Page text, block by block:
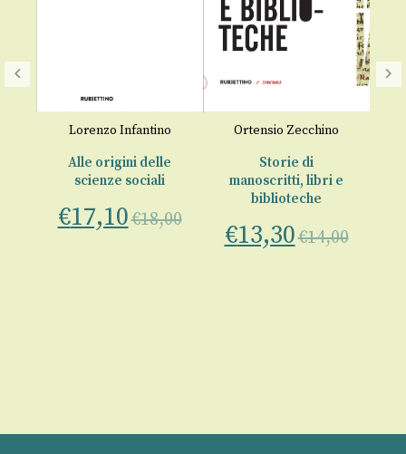
Lorenzo Infantino
Alle origini delle
scienze sociali
€17,10€18,00
Ortensio Zecchino
Storie di
manoscritti, libri e
biblioteche
€13,30€14,00